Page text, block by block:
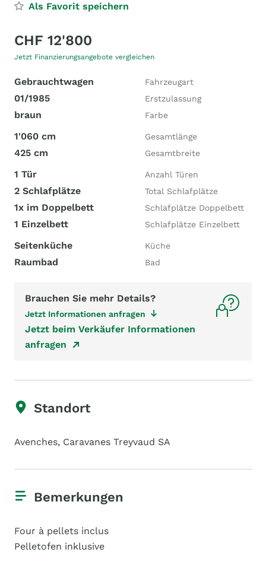
Als Favorit speichern
CHF 12'800
Jetzt Finanzierungsangebote vergleichen
Gebrauchtwagen Fahrzeugart
01/1985 Erstzulassung
braun Farbe
1'060 cm Gesamtlänge
425 cm Gesamtbreite
1 Tür Anzahl Türen
2 Schlafplätze Total Schlafplätze
1x im Doppelbett Schlafplätze Doppelbett
1 Einzelbett Schlafplätze Einzelbett
Seitenküche Küche
Raumbad Bad
Brauchen Sie mehr Details?
Jetzt Informationen anfragen
Jetzt beim Verkäufer Informationen
anfragen
Standort
Avenches, Caravanes Treyvaud SA
Bemerkungen
Four à pellets inclus
Pelletofen inklusive